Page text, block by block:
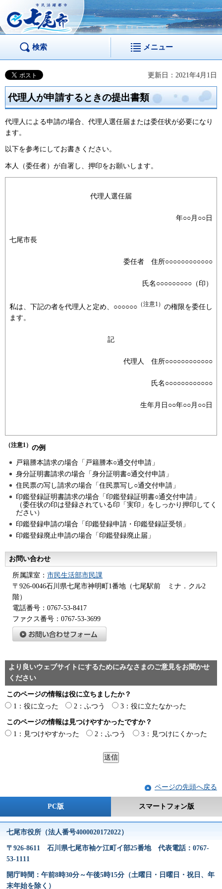
市民活躍都市 七尾
市
検索 メニュー
更新日：2021年4月1日
代理人が申請するときの提出書類
代理人による申請の場合、代理人選任届または委任状が必要になり
ます。
以下を参考にしてお書きください。
本人（委任者）が自署し、押印をお願いします。
代理人選任届
年○○月○○日
七尾市長
委任者 住所○○○○○○○○○○○○
氏名○○○○○○○○○（印）
私は、下記の者を代理人と定め、○○○○○○ （注意1） の権限を委任し
ます。
記
代理人 住所○○○○○○○○○○○○
氏名○○○○○○○○○○○○
生年月日○○年○○月○○日
（注意1） の例
戸籍謄本請求の場合「戸籍謄本○通交付申請」
身分証明書請求の場合「身分証明書○通交付申請」
住民票の写し請求の場合「住民票写し○通交付申請」
印鑑登録証明書請求の場合「印鑑登録証明書○通交付申請」
（委任状の印は登録されている印「実印」をしっかり押印してく
ださい）
印鑑登録申請の場合「印鑑登録申請・印鑑登録証受領」
印鑑登録廃止申請の場合「印鑑登録廃止届」
お問い合わせ
所属課室： 市民生活部市民課
〒926-0046石川県七尾市神明町1番地（七尾駅前 ミナ．クル2
階）
電話番号：0767-53-8417
ファクス番号：0767-53-3699
より良いウェブサイトにするためにみなさまのご意見をお聞かせ
ください
このページの情報は役に立ちましたか？
1：役に立った
2：ふつう 3：役に立たなかった
このページの情報は見つけやすかったですか？
1：見つけやすかった
2：ふつう 3：見つけにくかった
ページの先頭へ戻る
PC版 スマートフォン版
七尾市役所（法人番号4000020172022）
〒926-8611 石川県七尾市袖ケ江町イ部25番地 代表電話：0767-
53-1111
開庁時間：午前8時30分～午後5時15分（土曜日・日曜日・祝日、年
末年始を除く）